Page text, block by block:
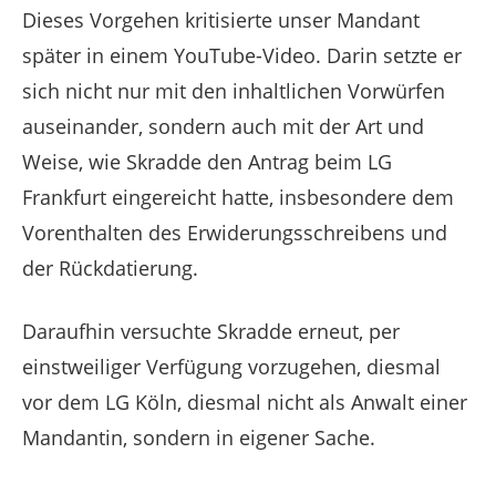
Dieses Vorgehen kritisierte unser Mandant
später in einem YouTube-Video. Darin setzte er
sich nicht nur mit den inhaltlichen Vorwürfen
auseinander, sondern auch mit der Art und
Weise, wie Skradde den Antrag beim LG
Frankfurt eingereicht hatte, insbesondere dem
Vorenthalten des Erwiderungsschreibens und
der Rückdatierung.
Daraufhin versuchte Skradde erneut, per
einstweiliger Verfügung vorzugehen, diesmal
vor dem LG Köln, diesmal nicht als Anwalt einer
Mandantin, sondern in eigener Sache.